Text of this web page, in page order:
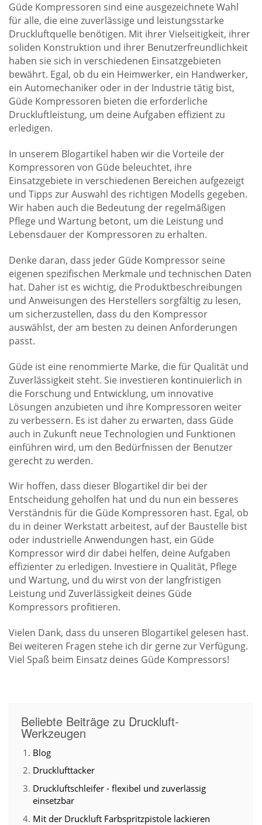
Güde Kompressoren sind eine ausgezeichnete Wahl
für alle, die eine zuverlässige und leistungsstarke
Druckluftquelle benötigen. Mit ihrer Vielseitigkeit, ihrer
soliden Konstruktion und ihrer Benutzerfreundlichkeit
haben sie sich in verschiedenen Einsatzgebieten
bewährt. Egal, ob du ein Heimwerker, ein Handwerker,
ein Automechaniker oder in der Industrie tätig bist,
Güde Kompressoren bieten die erforderliche
Druckluftleistung, um deine Aufgaben effizient zu
erledigen.
In unserem Blogartikel haben wir die Vorteile der
Kompressoren von Güde beleuchtet, ihre
Einsatzgebiete in verschiedenen Bereichen aufgezeigt
und Tipps zur Auswahl des richtigen Modells gegeben.
Wir haben auch die Bedeutung der regelmäßigen
Pflege und Wartung betont, um die Leistung und
Lebensdauer der Kompressoren zu erhalten.
Denke daran, dass jeder Güde Kompressor seine
eigenen spezifischen Merkmale und technischen Daten
hat. Daher ist es wichtig, die Produktbeschreibungen
und Anweisungen des Herstellers sorgfältig zu lesen,
um sicherzustellen, dass du den Kompressor
auswählst, der am besten zu deinen Anforderungen
passt.
Güde ist eine renommierte Marke, die für Qualität und
Zuverlässigkeit steht. Sie investieren kontinuierlich in
die Forschung und Entwicklung, um innovative
Lösungen anzubieten und ihre Kompressoren weiter
zu verbessern. Es ist daher zu erwarten, dass Güde
auch in Zukunft neue Technologien und Funktionen
einführen wird, um den Bedürfnissen der Benutzer
gerecht zu werden.
Wir hoffen, dass dieser Blogartikel dir bei der
Entscheidung geholfen hat und du nun ein besseres
Verständnis für die Güde Kompressoren hast. Egal, ob
du in deiner Werkstatt arbeitest, auf der Baustelle bist
oder industrielle Anwendungen hast, ein Güde
Kompressor wird dir dabei helfen, deine Aufgaben
effizienter zu erledigen. Investiere in Qualität, Pflege
und Wartung, und du wirst von der langfristigen
Leistung und Zuverlässigkeit deines Güde
Kompressors profitieren.
Vielen Dank, dass du unseren Blogartikel gelesen hast.
Bei weiteren Fragen stehe ich dir gerne zur Verfügung.
Viel Spaß beim Einsatz deines Güde Kompressors!
Beliebte Beiträge zu Druckluft-
Werkzeugen
Blog
Drucklufttacker
Druckluftschleifer - flexibel und zuverlässig
einsetzbar
Mit der Druckluft Farbspritzpistole lackieren